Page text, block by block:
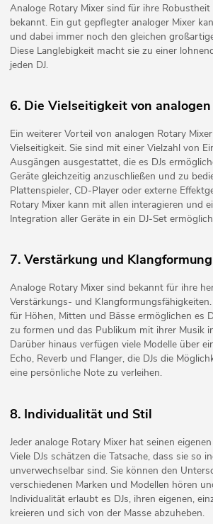
Analoge Rotary Mixer sind für ihre
bekannt. Ein gut gepflegter analoger Mixer
und dabei immer noch den gleichen
Diese Langlebigkeit macht sie zu einer
jeden DJ.
6. Die Vielseitigkeit von
Ein weiterer Vorteil von analogen Rotary
Vielseitigkeit. Sie sind mit einer Vielzahl von
Ausgängen ausgestattet, die es DJs
Geräte gleichzeitig anzuschließen und zu
Plattenspieler, CD-Player oder externe
Rotary Mixer kann mit allen interagieren und
Integration aller Geräte in ein DJ-Set
7. Verstärkung und Klangformung
Analoge Rotary Mixer sind bekannt für ihre
Verstärkungs- und
für Höhen, Mitten und Bässe ermöglichen es
zu formen und das Publikum mit ihrer Musik
Darüber hinaus verfügen viele Modelle über
Echo, Reverb und Flanger, die DJs die
eine persönliche Note zu verleihen.
8. Individualität und Stil
Jeder analoge Rotary Mixer hat seinen
Viele DJs schätzen die Tatsache, dass sie so
unverwechselbar sind. Sie können den
verschiedenen Marken und Modellen hören
Individualität erlaubt es DJs, ihren eigenen,
kreieren und sich von der Masse abzuheben.